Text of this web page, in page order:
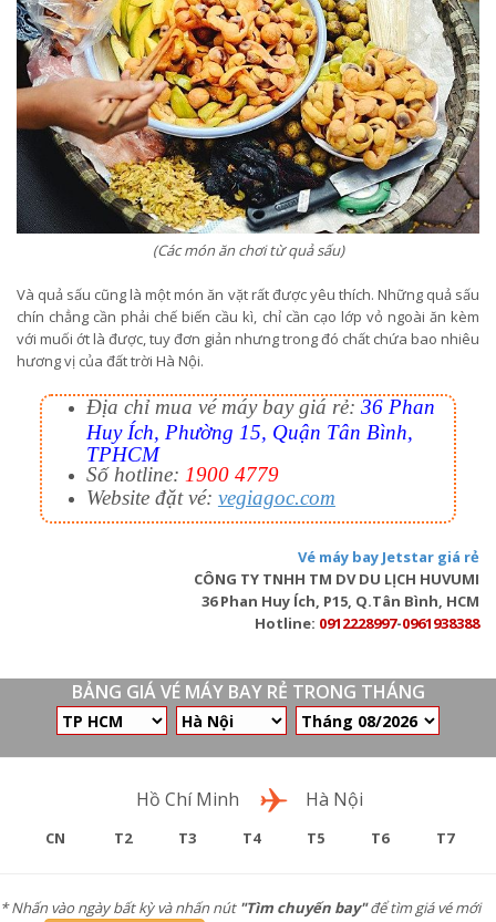
(Các món ăn chơi từ quả sấu)
Và quả sấu cũng là một món ăn vặt rất được yêu thích. Những quả sấu
chín chẳng cần phải chế biến cầu kì, chỉ cần cạo lớp vỏ ngoài ăn kèm
với muối ớt là được, tuy đơn giản nhưng trong đó chất chứa bao nhiêu
hương vị của đất trời Hà Nội.
Địa chỉ mua vé máy bay giá rẻ: 36 Phan
Huy Ích, Phường 15, Quận Tân Bình,
TPHCM
Số hotline: 1900 4779
Website đặt vé: vegiagoc.com
Vé máy bay Jetstar giá rẻ
CÔNG TY TNHH TM DV DU LỊCH HUVUMI
36 Phan Huy Ích, P15, Q.Tân Bình, HCM
Hotline: 0912228997-0961938388
BẢNG GIÁ VÉ MÁY BAY RẺ TRONG THÁNG
Hồ Chí Minh Hà Nội
CN T2 T3 T4 T5 T6 T7
* Nhấn vào ngày bất kỳ và nhấn nút "Tìm chuyến bay"để tìm giá vé mới